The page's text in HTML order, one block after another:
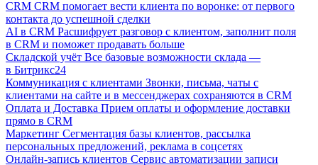
CRM CRM помогает вести клиента по воронке: от первого
контакта до успешной сделки
AI в CRM Расшифрует разговор с клиентом, заполнит поля
в CRM и поможет продавать больше
Складской учёт Все базовые возможности склада —
в Битрикс24
Коммуникация с клиентами Звонки, письма, чаты с
клиентами на сайте и в мессенджерах сохраняются в CRM
Оплата и Доставка Прием оплаты и оформление доставки
прямо в CRM
Маркетинг Сегментация базы клиентов, рассылка
персональных предложений, реклама в соцсетях
Онлайн-запись клиентов Сервис автоматизации записи